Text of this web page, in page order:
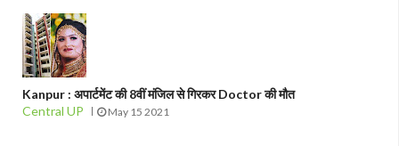
Kanpur : अपार्टमेंट की 8वीं मंजिल से गिरकर Doctor की मौत
Central UP
May 15 2021